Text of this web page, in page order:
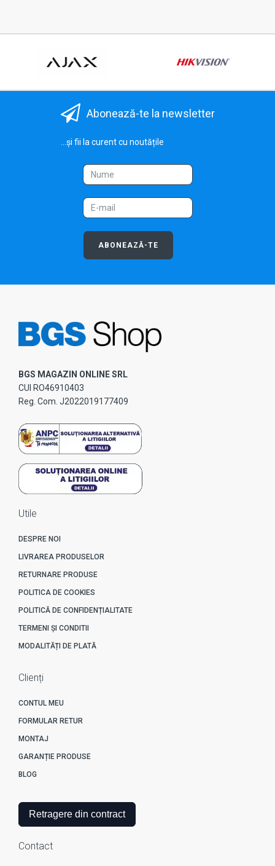
Abonează-te la newsletter
...și fii la curent cu noutățile
ABONEAZĂ-TE
BGS MAGAZIN ONLINE SRL
CUI RO46910403
Reg. Com. J2022019177409
Utile
DESPRE NOI
LIVRAREA PRODUSELOR
RETURNARE PRODUSE
POLITICA DE COOKIES
POLITICĂ DE CONFIDENȚIALITATE
TERMENI ȘI CONDITII
MODALITĂȚI DE PLATĂ
Clienți
CONTUL MEU
FORMULAR RETUR
MONTAJ
GARANȚIE PRODUSE
BLOG
Retragere din contract
Contact